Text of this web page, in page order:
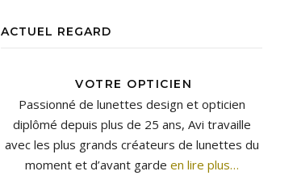
ACTUEL REGARD
VOTRE OPTICIEN
Passionné de lunettes design et opticien
diplômé depuis plus de 25 ans, Avi travaille
avec les plus grands créateurs de lunettes du
moment et d’avant garde en lire plus…